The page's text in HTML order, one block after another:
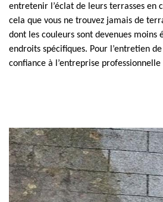
entretenir l’éclat de leurs terrasses en
cela que vous ne trouvez jamais de
dont les couleurs sont devenues moins
endroits spécifiques. Pour l’entretien
confiance à l’entreprise professionnelle